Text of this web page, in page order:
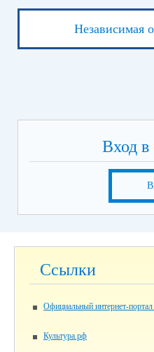
Независимая
Вход в
Ссылки
Официальный интернет-портал
Культура.рф